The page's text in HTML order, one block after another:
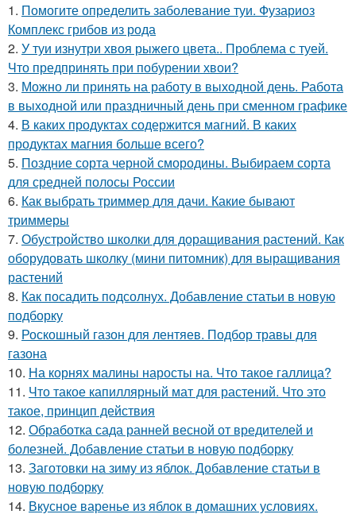
1. Помогите определить заболевание туи. Фузариоз
Комплекс грибов из рода
2. У туи изнутри хвоя рыжего цвета.. Проблема с туей.
Что предпринять при побурении хвои?
3. Можно ли принять на работу в выходной день. Работа
в выходной или праздничный день при сменном графике
4. В каких продуктах содержится магний. В каких
продуктах магния больше всего?
5. Поздние сорта черной смородины. Выбираем сорта
для средней полосы России
6. Как выбрать триммер для дачи. Какие бывают
триммеры
7. Обустройство школки для доращивания растений. Как
оборудовать школку (мини питомник) для выращивания
растений
8. Как посадить подсолнух. Добавление статьи в новую
подборку
9. Роскошный газон для лентяев. Подбор травы для
газона
10. На корнях малины наросты на. Что такое галлица?
11. Что такое капиллярный мат для растений. Что это
такое, принцип действия
12. Обработка сада ранней весной от вредителей и
болезней. Добавление статьи в новую подборку
13. Заготовки на зиму из яблок. Добавление статьи в
новую подборку
14. Вкусное варенье из яблок в домашних условиях.